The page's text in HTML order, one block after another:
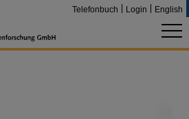
Telefonbuch Login English